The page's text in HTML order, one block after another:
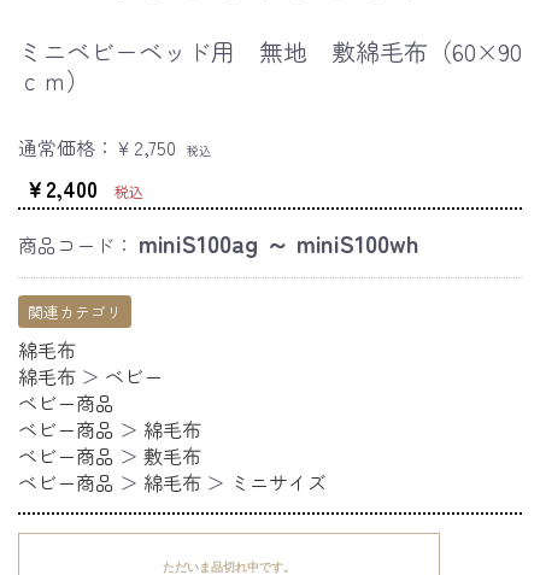
ミニベビーベッド用 無地 敷綿毛布（60×90
ｃｍ）
通常価格： ￥2,750 税込
￥2,400 税込
商品コード： miniS100ag ～ miniS100wh
関連カテゴリ
綿毛布
綿毛布 ＞ ベビー
ベビー商品
ベビー商品 ＞ 綿毛布
ベビー商品 ＞ 敷毛布
ベビー商品 ＞ 綿毛布 ＞ ミニサイズ
ただいま品切れ中です。